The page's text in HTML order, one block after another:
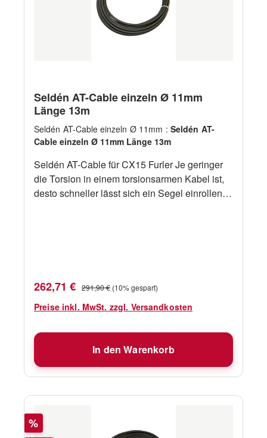
Seldén AT-Cable einzeln Ø 11mm
Länge 13m
Seldén AT-Cable einzeln Ø 11mm : Seldén AT-
Cable einzeln Ø 11mm Länge 13m
Seldén AT-Cable für CX15 Furler Je geringer
die Torsion in einem torsionsarmen Kabel ist,
desto schneller lässt sich ein Segel einrollen.
Verkaufspreis:
262,71 € Regulärer Preis:
291,90 € (10% gespart)
Preise inkl. MwSt. zzgl. Versandkosten
In den Warenkorb
Rabatt
%